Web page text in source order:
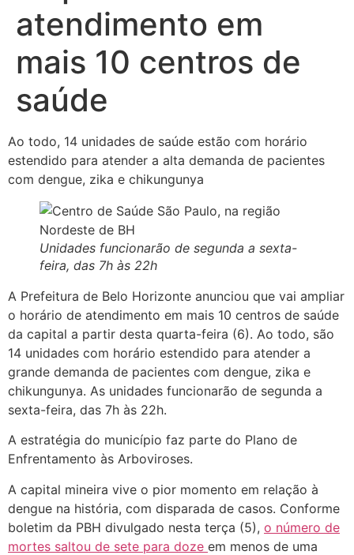
atendimento em
mais 10 centros de
saúde
Ao todo, 14 unidades de saúde estão com horário
estendido para atender a alta demanda de pacientes
com dengue, zika e chikungunya
Unidades funcionarão de segunda a sexta-
feira, das 7h às 22h
A Prefeitura de Belo Horizonte anunciou que vai ampliar
o horário de atendimento em mais 10 centros de saúde
da capital a partir desta quarta-feira (6). Ao todo, são
14 unidades com horário estendido para atender a
grande demanda de pacientes com dengue, zika e
chikungunya. As unidades funcionarão de segunda a
sexta-feira, das 7h às 22h.
A estratégia do município faz parte do Plano de
Enfrentamento às Arboviroses.
A capital mineira vive o pior momento em relação à
dengue na história, com disparada de casos. Conforme
boletim da PBH divulgado nesta terça (5), o número de
mortes saltou de sete para doze em menos de uma